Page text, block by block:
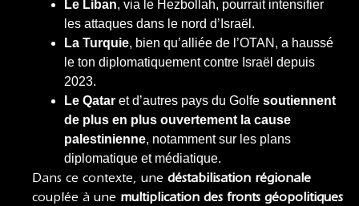
Le Liban, via le Hezbollah, pourrait intensifier
les attaques dans le nord d’Israël.
La Turquie, bien qu’alliée de l’OTAN, a haussé
le ton diplomatiquement contre Israël depuis
2023.
Le Qatar et d’autres pays du Golfe soutiennent
de plus en plus ouvertement la cause
palestinienne, notamment sur les plans
diplomatique et médiatique.
Dans ce contexte, une déstabilisation régionale
couplée à une multiplication des fronts géopolitiques